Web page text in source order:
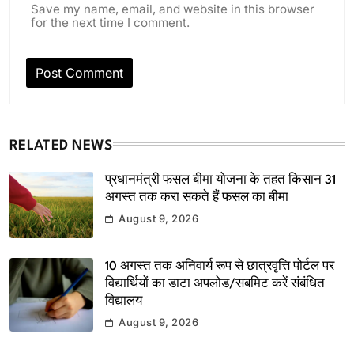
Save my name, email, and website in this browser
for the next time I comment.
RELATED NEWS
प्रधानमंत्री फसल बीमा योजना के तहत किसान 31
अगस्त तक करा सकते हैं फसल का बीमा
August 9, 2026
10 अगस्त तक अनिवार्य रूप से छात्रवृत्ति पोर्टल पर
विद्यार्थियों का डाटा अपलोड/सबमिट करें संबंधित
विद्यालय
August 9, 2026